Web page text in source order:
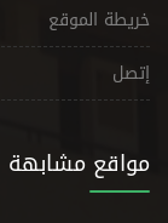
خريطة الموقع
إتصل
مواقع مشابهة